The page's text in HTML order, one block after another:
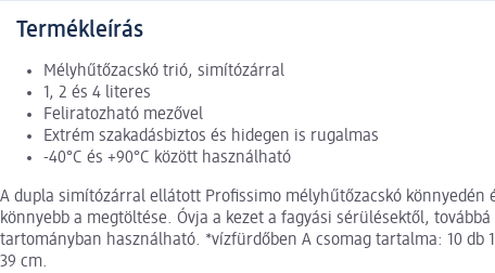
Termékleírás
Mélyhűtőzacskó trió, simítózárral
1, 2 és 4 literes
Feliratozható mezővel
Extrém szakadásbiztos és hidegen is rugalmas
-40°C és +90°C között használható
A dupla simítózárral ellátott Profissimo mélyhűtőzacskó
könnyebb a megtöltése. Óvja a kezet a fagyási sérülésektől,
tartományban használható. *vízfürdőben A csomag tartalma: 10 db
39 cm.